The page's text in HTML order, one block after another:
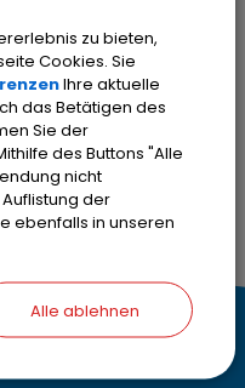
zu bieten,
Cookies. Sie
Ihre aktuelle
das Betätigen des
Sie der
des Buttons "Alle
nicht
der
ebenfalls in unseren
Alle ablehnen